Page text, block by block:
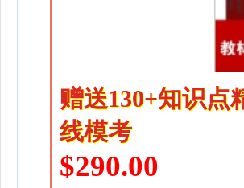
赠送130+知识点
线模考
$290.00